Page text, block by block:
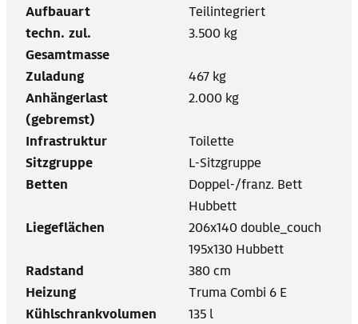
Aufbauart
Teilintegriert
techn. zul.
Gesamtmasse
3.500 kg
Zuladung
467 kg
Anhängerlast
(gebremst)
2.000 kg
Infrastruktur
Toilette
Sitzgruppe
L-Sitzgruppe
Betten
Doppel-/franz. Bett
Hubbett
Liegeflächen
206x140 double_couch
195x130 Hubbett
Radstand
380 cm
Heizung
Truma Combi 6 E
Kühlschrankvolumen
135 l